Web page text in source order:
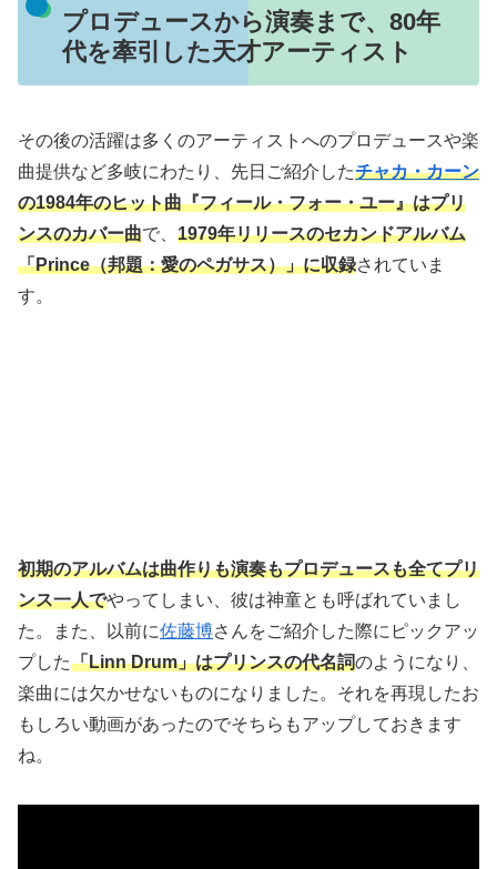
プロデュースから演奏まで、80年
代を牽引した天才アーティスト
その後の活躍は多くのアーティストへのプロデュースや楽
曲提供など多岐にわたり、先日ご紹介したチャカ・カーン
の1984年のヒット曲『フィール・フォー・ユー』はプリ
ンスのカバー曲で、 1979年リリースのセカンドアルバム
「Prince（邦題：愛のペガサス）」に収録されていま
す。
初期のアルバムは曲作りも演奏もプロデュースも全てプリ
ンス一人でやってしまい、彼は神童とも呼ばれていまし
た。また、以前に佐藤博さんをご紹介した際にピックアッ
プした「Linn Drum」はプリンスの代名詞のようになり、
楽曲には欠かせないものになりました。それを再現したお
もしろい動画があったのでそちらもアップしておきます
ね。